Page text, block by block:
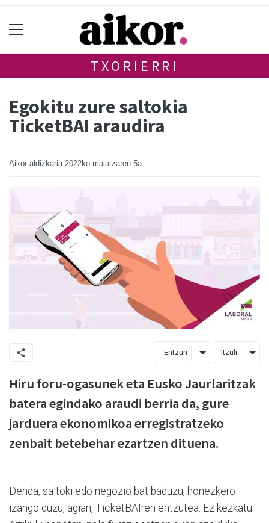
TXORIERRI
Egokitu zure saltokia
TicketBAI araudira
Aikor aldizkaria 2022ko maiatzaren 5a
Entzun Itzuli
Hiru foru-ogasunek eta Eusko Jaurlaritzak
batera egindako araudi berria da, gure
jarduera ekonomikoa erregistratzeko
zenbait betebehar ezartzen dituena.
Denda, saltoki edo negozio bat baduzu, honezkero
izango duzu, agian, TicketBAIren entzutea. Ez kezkatu.